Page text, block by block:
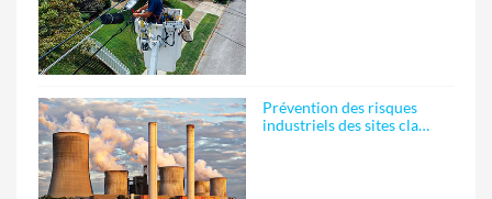
Prévention des risques
industriels des sites cla…